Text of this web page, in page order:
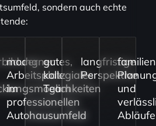
sondern auch echte
moderner
Arbeitsplatz
im
professionellen
Autohausumfeld
gutes,
kollegiales
Team
langfristige
Perspektive
und
Abläufe